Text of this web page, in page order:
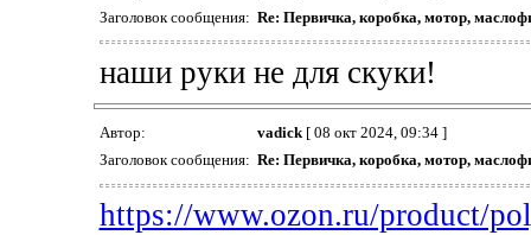
Заголовок сообщения: Re: Первичка, коробка, мотор,
наши руки не для скуки!
Автор: vadick[ 08 окт 2024, 09:34 ]
Заголовок сообщения: Re: Первичка, коробка, мотор,
https://www.ozon.ru/product/